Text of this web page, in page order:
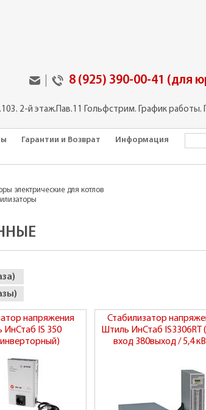
8 (925) 390-00-41 (для
2-й этаж.Пав.11 Гольфстрим. График
Гарантии и Возврат Информация
электрические для котлов
напряжения
ИнСтаб IS 350
Стабилизатор
Штиль ИнСтаб IS3306RT
вход 380выход / 5,4